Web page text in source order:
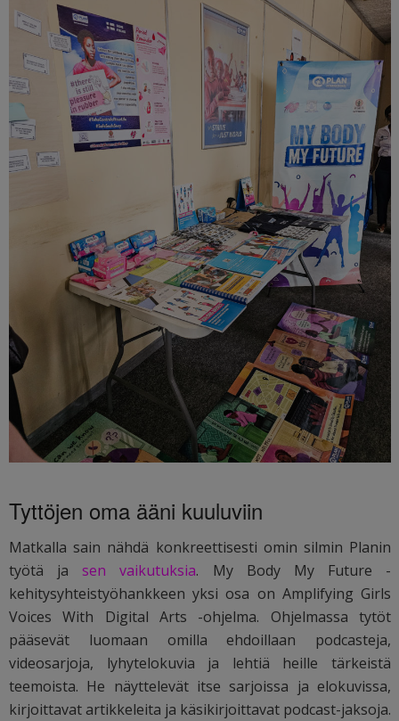
Tyttöjen oma ääni kuuluviin
Matkalla sain nähdä konkreettisesti omin silmin Planin
työtä jasen vaikutuksia. My Body My Future -
kehitysyhteistyöhankkeen yksi osa on Amplifying Girls
Voices With Digital Arts -ohjelma. Ohjelmassa tytöt
pääsevät luomaan omilla ehdoillaan podcasteja,
videosarjoja, lyhytelokuvia ja lehtiä heille tärkeistä
teemoista. He näyttelevät itse sarjoissa ja elokuvissa,
kirjoittavat artikkeleita ja käsikirjoittavat podcast-jaksoja.